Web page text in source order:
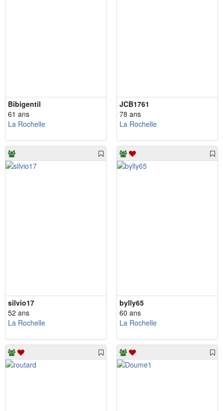
Bibigentil
61 ans
La Rochelle
JCB1761
78 ans
La Rochelle
silvio17
52 ans
La Rochelle
bylly65
60 ans
La Rochelle